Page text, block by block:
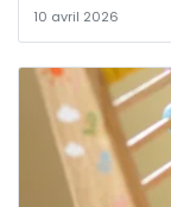
10 avril 2026